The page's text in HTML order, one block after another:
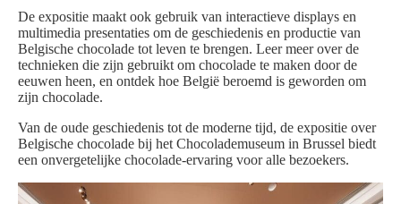
De expositie maakt ook gebruik van interactieve displays en
multimedia presentaties om de geschiedenis en productie van
Belgische chocolade tot leven te brengen. Leer meer over de
technieken die zijn gebruikt om chocolade te maken door de
eeuwen heen, en ontdek hoe België beroemd is geworden om
zijn chocolade.
Van de oude geschiedenis tot de moderne tijd, de expositie over
Belgische chocolade bij het Chocolademuseum in Brussel biedt
een onvergetelijke chocolade-ervaring voor alle bezoekers.